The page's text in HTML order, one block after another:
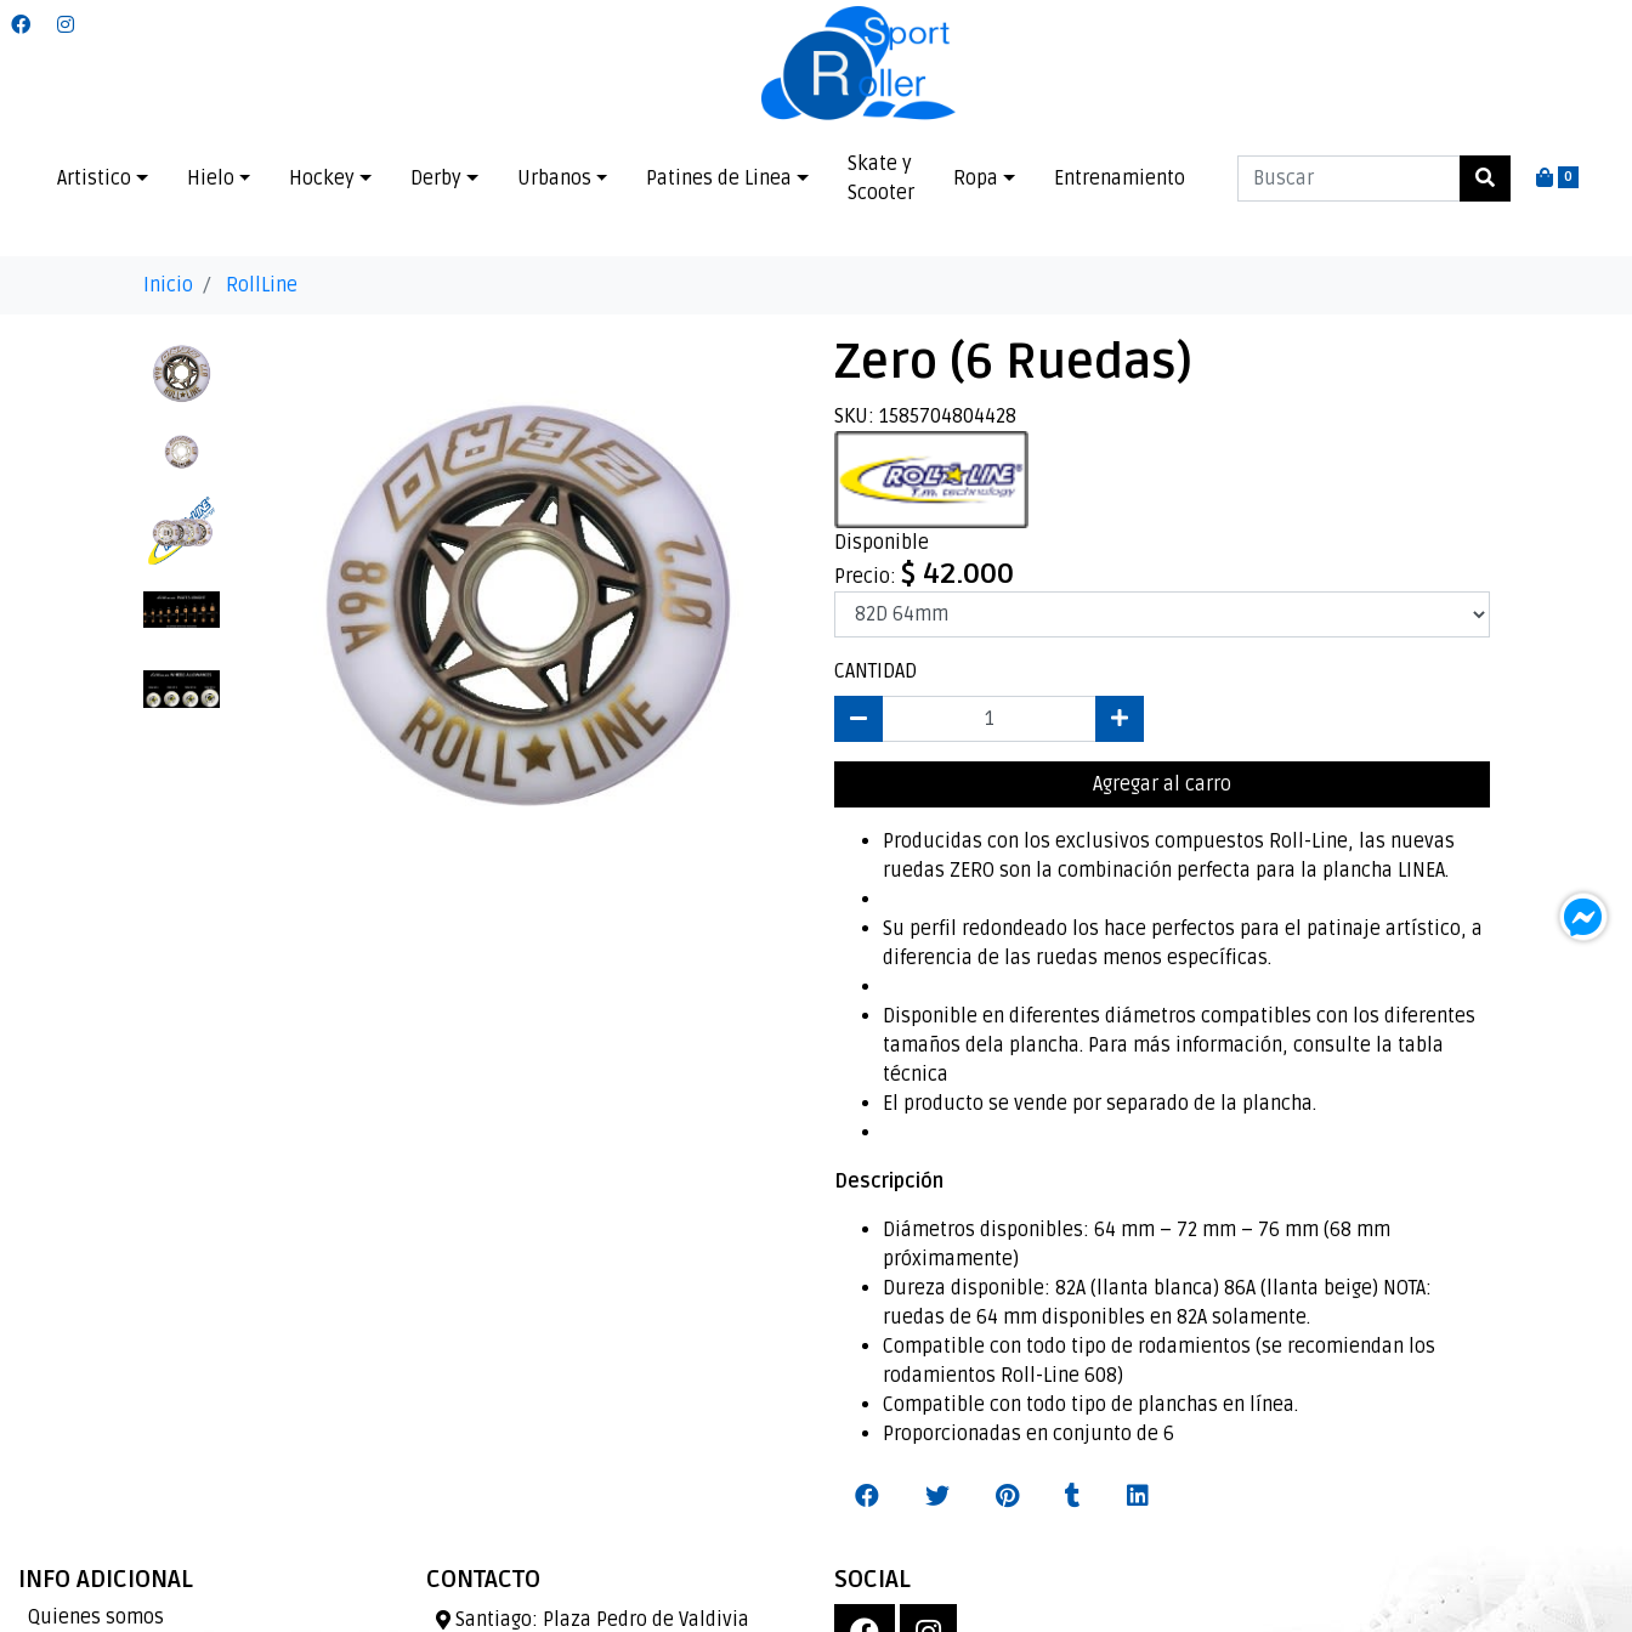
0
Artistico Hielo Hockey Derby Urbanos Patines de Linea
Skate y
Scooter
Ropa Entrenamiento
Inicio RollLine
Zero (6 Ruedas)
SKU: 1585704804428
Disponible
Precio: $ 42.000
CANTIDAD
Agregar al carro
Producidas con los exclusivos compuestos Roll-Line, las nuevas
ruedas ZERO son la combinación perfecta para la plancha LINEA.
Su perfil redondeado los hace perfectos para el patinaje artístico, a
diferencia de las ruedas menos específicas.
Disponible en diferentes diámetros compatibles con los diferentes
tamaños dela plancha. Para más información, consulte la tabla
técnica
El producto se vende por separado de la plancha.
Descripción
Diámetros disponibles: 64 mm – 72 mm – 76 mm (68 mm
próximamente)
Dureza disponible: 82A (llanta blanca) 86A (llanta beige) NOTA:
ruedas de 64 mm disponibles en 82A solamente.
Compatible con todo tipo de rodamientos (se recomiendan los
rodamientos Roll-Line 608)
Compatible con todo tipo de planchas en línea.
Proporcionadas en conjunto de 6
INFO ADICIONAL
Quienes somos
CONTACTO
Santiago: Plaza Pedro de Valdivia
SOCIAL